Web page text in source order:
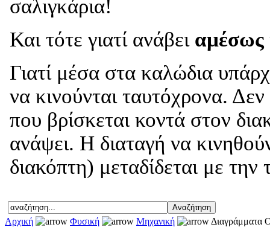
σαλιγκάρια!
Και τότε γιατί ανάβει αμέσως
Γιατί μέσα στα καλώδια
να κινούνται ταυτόχρονα.
που βρίσκεται κοντά στον
ανάψει. Η διαταγή να
διακόπτη) μεταδίδεται με
Αρχική Φυσική Μηχανική Διαγράμματα